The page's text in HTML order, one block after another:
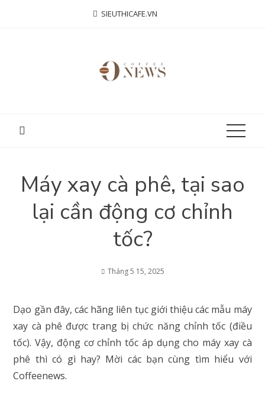
SIEUTHICAFE.VN
Máy xay cà phê, tại sao
lại cần động cơ chỉnh
tốc?
Tháng 5 15, 2025
Dạo gần đây, các hãng liên tục giới thiệu các mẫu máy
xay cà phê được trang bị chức năng chỉnh tốc (điều
tốc). Vậy, động cơ chỉnh tốc áp dụng cho máy xay cà
phê thì có gì hay? Mời các bạn cùng tìm hiểu với
Coffeenews.